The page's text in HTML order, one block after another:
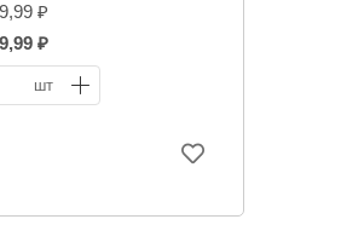
натурального сока.
пить охлажденным и
перед употреблением.
на сайте о товарах носит
характер и не является
офертой. Цена может
товаров может
₽
₽
шт